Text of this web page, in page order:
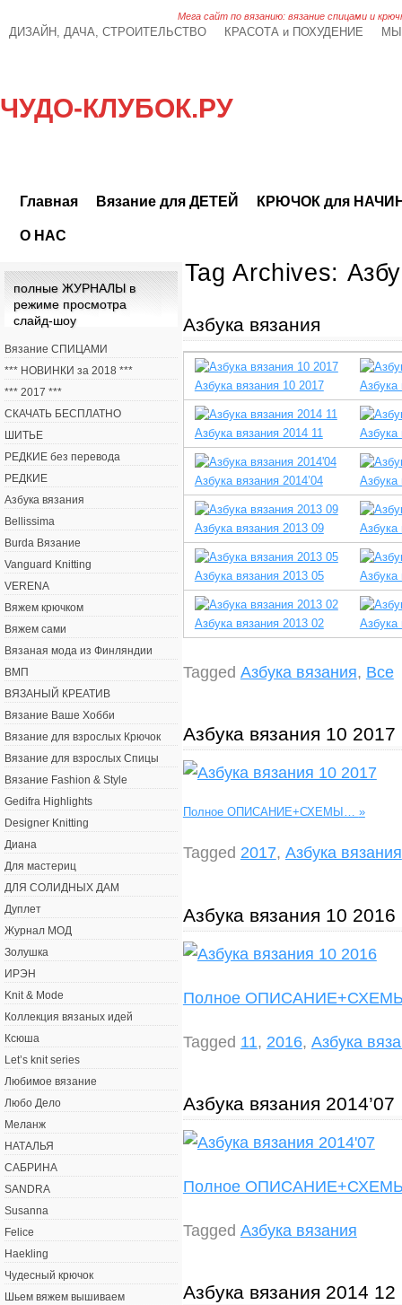
Мега сайт по вязанию: вязание спицами и
ДИЗАЙН, ДАЧА, СТРОИТЕЛЬСТВО КРАСОТА и ПОХУДЕНИЕ
ЧУДО-КЛУБОК.РУ
Главная Вязание для ДЕТЕЙ КРЮЧОК для
О НАС
Tag Archives:
Азбука вязания
Азбука вязания 10 2017 Азбука
Азбука вязания 2014 11 Азбука
Азбука вязания 2014’04 Азбука
Азбука вязания 2013 09 Азбука
Азбука вязания 2013 05 Азбука
Азбука вязания 2013 02 Азбука
Tagged Азбука вязания, Все
Азбука вязания 10 2017
Полное ОПИСАНИЕ+СХЕМЫ… »
Tagged 2017, Азбука вязания
Азбука вязания 10 2016
Полное
Tagged 11, 2016, Азбука
Азбука вязания 2014’07
Полное
Tagged Азбука вязания
Азбука вязания 2014 12
полные ЖУРНАЛЫ в
режиме просмотра
слайд-шоу
Вязание СПИЦАМИ
*** НОВИНКИ за 2018 ***
*** 2017 ***
СКАЧАТЬ БЕСПЛАТНО
ШИТЬЕ
РЕДКИЕ без перевода
РЕДКИЕ
Азбука вязания
Bellissima
Burda Вязание
Vanguard Knitting
VERENA
Вяжем крючком
Вяжем сами
Вязаная мода из Финляндии
ВМП
ВЯЗАНЫЙ КРЕАТИВ
Вязание Ваше Хобби
Вязание для взрослых Крючок
Вязание для взрослых Спицы
Вязание Fashion & Style
Gedifra Highlights
Designer Knitting
Диана
Для мастериц
ДЛЯ СОЛИДНЫХ ДАМ
Дуплет
Журнал МОД
Золушка
ИРЭН
Knit & Mode
Коллекция вязаных идей
Ксюша
Let’s knit series
Любимое вязание
Любо Дело
Меланж
НАТАЛЬЯ
САБРИНА
SANDRA
Susanna
Felice
Haekling
Чудесный крючок
Шьем вяжем вышиваем